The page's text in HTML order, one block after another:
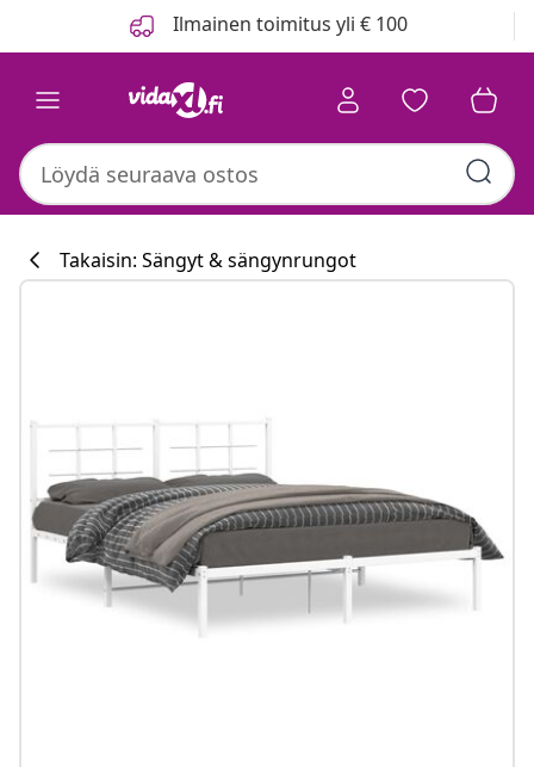
Ilmainen toimitus yli € 100
#sharemevidaxl
Takaisin: Sängyt & sängynrungot